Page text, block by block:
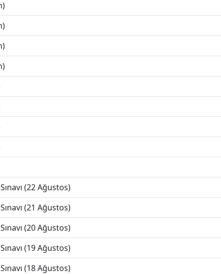
(22 Ağustos)
(21 Ağustos)
(20 Ağustos)
(19 Ağustos)
(18 Ağustos)